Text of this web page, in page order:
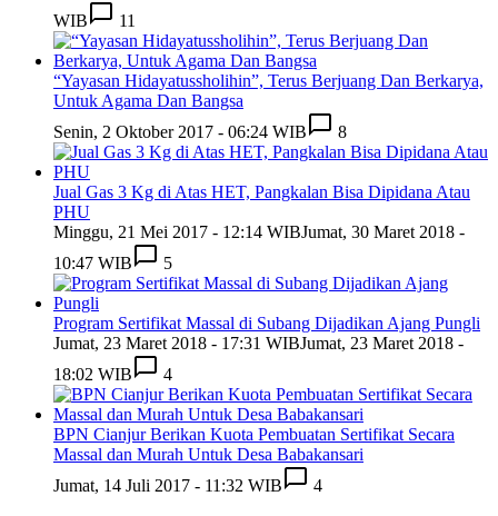
WIB
11
“Yayasan Hidayatussholihin”, Terus Berjuang Dan Berkarya,
Untuk Agama Dan Bangsa
Senin, 2 Oktober 2017 - 06:24 WIB
8
Jual Gas 3 Kg di Atas HET, Pangkalan Bisa Dipidana Atau
PHU
Minggu, 21 Mei 2017 - 12:14 WIBJumat, 30 Maret 2018 -
10:47 WIB
5
Program Sertifikat Massal di Subang Dijadikan Ajang Pungli
Jumat, 23 Maret 2018 - 17:31 WIBJumat, 23 Maret 2018 -
18:02 WIB
4
BPN Cianjur Berikan Kuota Pembuatan Sertifikat Secara
Massal dan Murah Untuk Desa Babakansari
Jumat, 14 Juli 2017 - 11:32 WIB
4